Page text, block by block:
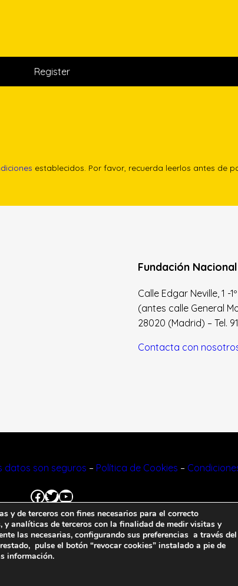
establecidos. Por favor, recuerda leerlos antes de
Fundación
Calle Edgar Neville, 1 -
(antes calle General
28020 (Madrid) – Tel.
Contacta con
datos son seguros – Política de Cookies –
Facebook
Twitter
YouTube
| Todos los derechos reservados.
y de terceros con fines necesarios para el correcto
analíticas de terceros con la finalidad de medir visitas y
las necesarias, configurando sus preferencias a través del
pulse el botón “revocar cookies” instalado a pie de
información.